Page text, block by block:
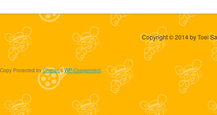
Copyright © 2014 by Toei
Copy Protected byChetan'sWP-Copyprotect.